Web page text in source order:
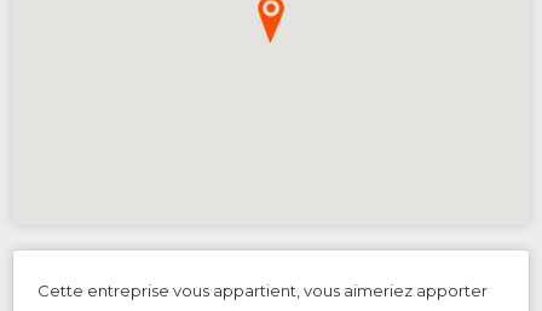
Cette entreprise vous appartient, vous aimeriez apporter